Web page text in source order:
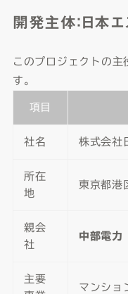
開発主体：日本エ
このプロジェクトの主
す。
項目
社名 株式会社
所在
地
東京都港
親会
社
中部電力
主要
マンショ